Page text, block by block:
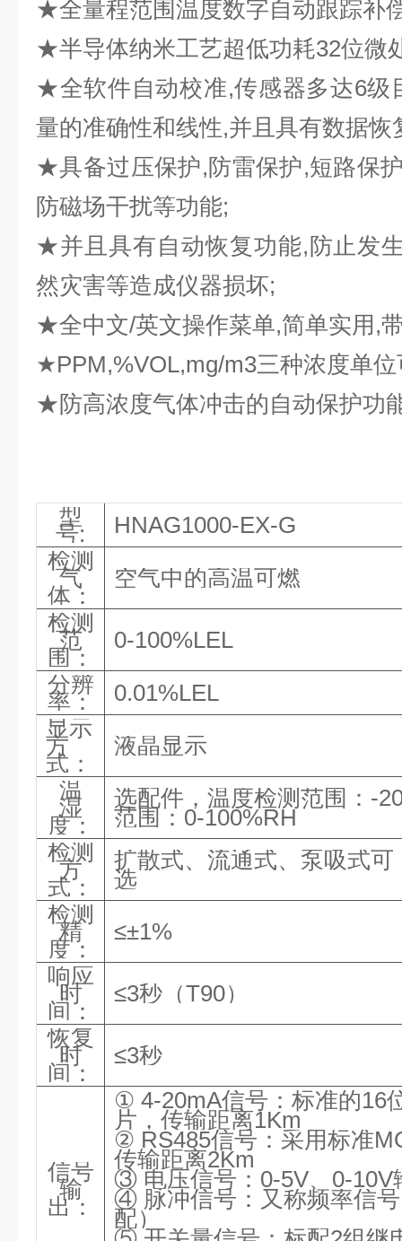
★全量程范围温度数字自动跟踪补
★半导体纳米工艺超低功耗32位微
★全软件自动校准,传感器多达6级
量的准确性和线性,并且具有数据恢
★具备过压保护,防雷保护,短路保
防磁场干扰等功能;
★并且具有自动恢复功能,防止发
然灾害等造成仪器损坏;
★全中文/英文操作菜单,简单实用,
★PPM,%VOL,mg/m3三种浓度单
★防高浓度气体冲击的自动保护功
型
号:
HNAG1000-EX-G
检测
气
体：
空气中的高温可燃
检测
范
围：
0-100%LEL
分辨
率：
0.01%LEL
显示
方
式：
液晶显示
温
湿
度：
选配件，温度检测范围： -2
范围：0-100%RH
检测
方
式：
扩散式、流通式、泵吸式可
选
检测
精
度：
≤±1%
响应
时
间：
≤3秒（T90）
恢复
时
间：
≤3秒
信号
输
出：
① 4-20mA信号：标准的16
片，传输距离1Km
② RS485信号：采用标准
传输距离2Km
③ 电压信号：0-5V、0-10V
④ 脉冲信号：又称频率信
配）